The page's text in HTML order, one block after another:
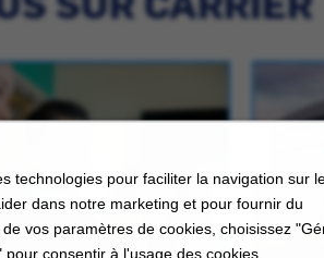
technologies pour faciliter la navigation sur
dans notre marketing et pour fournir du
vos paramètres de cookies, choisissez
consentir à l'usage des cookies.